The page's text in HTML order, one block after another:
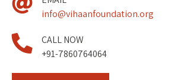
info@vihaanfoundation.org
CALL NOW
+91-7860764064